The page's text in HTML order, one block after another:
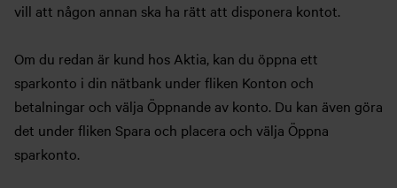
vill att någon annan ska ha rätt att disponera kontot.
Om du redan är kund hos Aktia, kan du öppna ett
sparkonto i din nätbank under fliken Konton och
betalningar och välja Öppnande av konto. Du kan även göra
det under fliken Spara och placera och välja Öppna
sparkonto.